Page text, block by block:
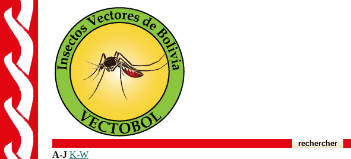
rechercher
A-J K-W